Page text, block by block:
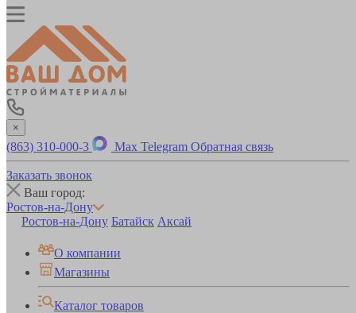
×
(863) 310-000-3 Max Telegram Обратная связь
Заказать звонок
Ваш город:
Ростов-на-Дону
Ростов-на-Дону Батайск Аксай
О компании
Магазины
Каталог товаров